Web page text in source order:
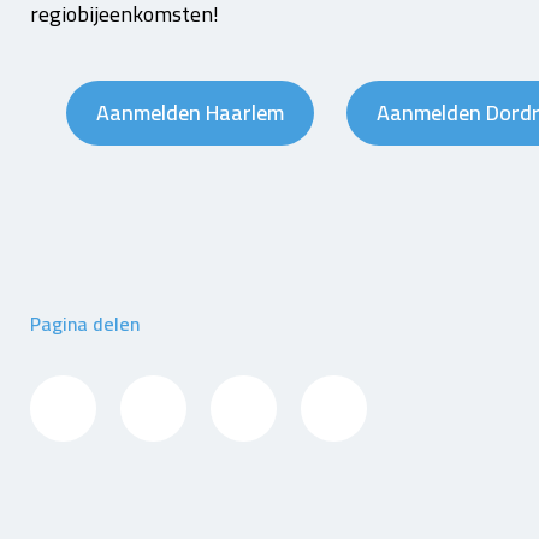
regiobijeenkomsten!
Aanmelden Haarlem Aanmelden
Pagina delen